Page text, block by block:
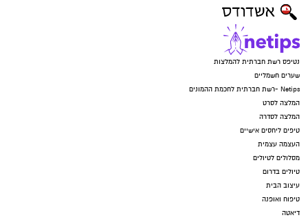
נטיפס רשת חברתית להמלצות
שערים חשמליים
Netips -רשת חברתית לחכמת ההמונים
המלצה לסרט
המלצה לסדרה
טיפים ליחסים אישיים
העצמה עצמית
מסלולים לטיולים
טיולים בדרום
עיצוב הבית
טיפוח ואופנה
דיאטה